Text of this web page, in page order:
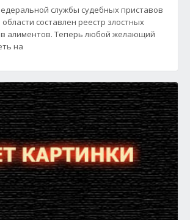
службы судебных приставов
составлен реестр злостных
алиментов. Теперь любой желающий
на